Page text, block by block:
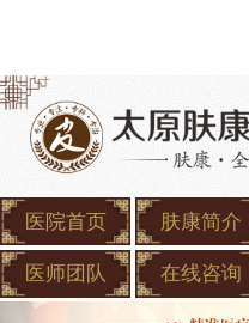
医院首页 肤康简介
医师团队 在线咨询